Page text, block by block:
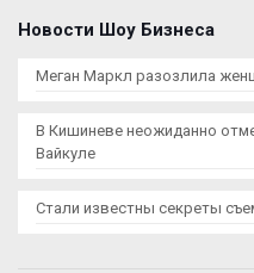
Новости Шоу Бизнеса
Меган Маркл разозлила
В Кишиневе неожиданно
Вайкуле
Стали известны секреты